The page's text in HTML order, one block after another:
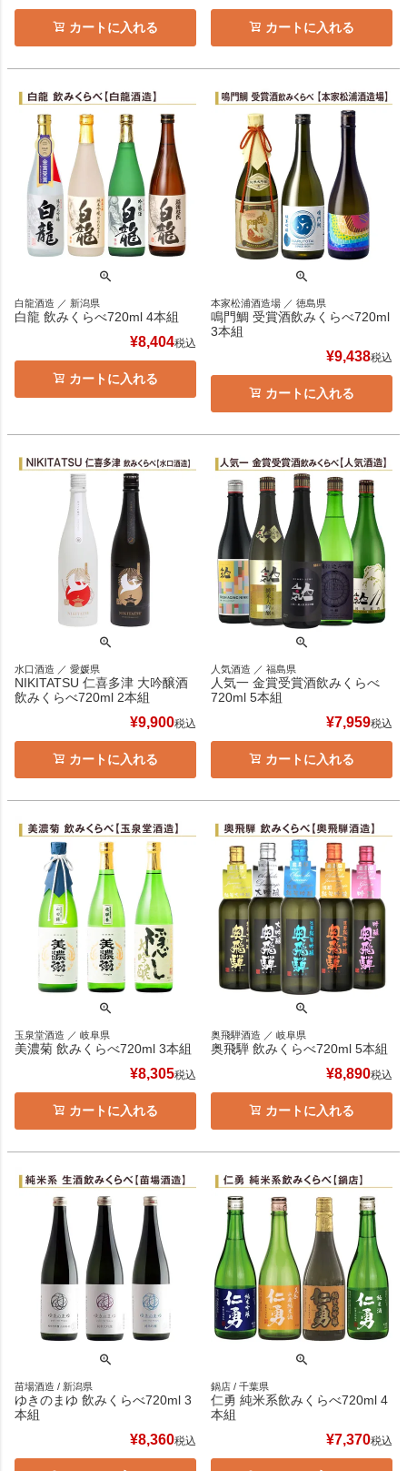
カートに入れる カートに入れる
白龍酒造 ／ 新潟県
白龍 飲みくらべ720ml 4本組
¥8,404税込
カートに入れる
本家松浦酒造場 ／ 徳島県
鳴門鯛 受賞酒飲みくらべ720ml
3本組
¥9,438税込
カートに入れる
水口酒造 ／ 愛媛県
NIKITATSU 仁喜多津 大吟醸酒
飲みくらべ720ml 2本組
¥9,900税込
カートに入れる
人気酒造 ／ 福島県
人気一 金賞受賞酒飲みくらべ
720ml 5本組
¥7,959税込
カートに入れる
玉泉堂酒造 ／ 岐阜県
美濃菊 飲みくらべ720ml 3本組
¥8,305税込
カートに入れる
奥飛騨酒造 ／ 岐阜県
奥飛騨 飲みくらべ720ml 5本組
¥8,890税込
カートに入れる
苗場酒造 / 新潟県
ゆきのまゆ 飲みくらべ720ml 3
本組
¥8,360税込
鍋店 / 千葉県
仁勇 純米系飲みくらべ720ml 4
本組
¥7,370税込